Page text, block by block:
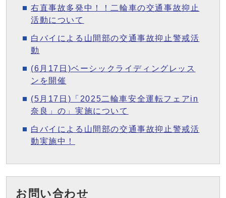
右直事故多発中！！二輪車の交通事故抑止
活動について
白バイによる山間部の交通事故抑止警戒活
動
(6月17日)ベーシックライディングレッス
ンを開催
(5月17日)「2025二輪車安全運転フェアin
奈良」の」実施について
白バイによる山間部の交通事故抑止警戒活
動実施中！
お問い合わせ